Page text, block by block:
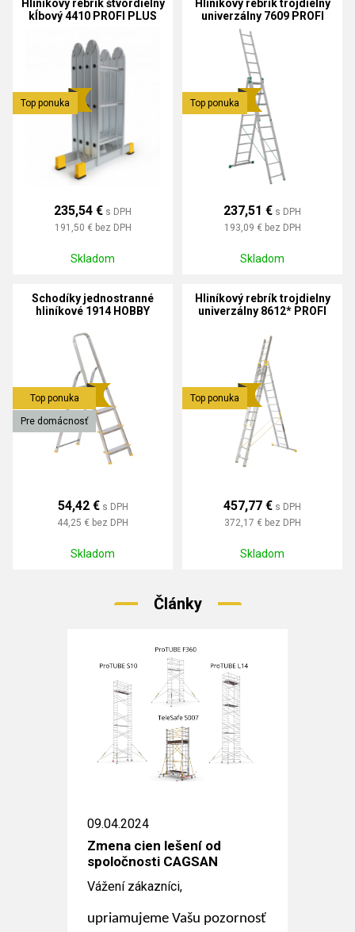
Hliníkový rebrík štvordielny
kĺbový 4410 PROFI PLUS
Top ponuka
235,54 € s DPH
191,50 € bez DPH
Skladom
Hliníkový rebrík trojdielny
univerzálny 7609 PROFI
Top ponuka
237,51 € s DPH
193,09 € bez DPH
Skladom
Schodíky jednostranné
hliníkové 1914 HOBBY
Top ponuka
Pre domácnosť
54,42 € s DPH
44,25 € bez DPH
Skladom
Hliníkový rebrík trojdielny
univerzálny 8612* PROFI
Top ponuka
457,77 € s DPH
372,17 € bez DPH
Skladom
Články
09.04.2024
Zmena cien lešení od
spoločnosti CAGSAN
Vážení zákazníci,
upriamujeme Vašu pozornosť